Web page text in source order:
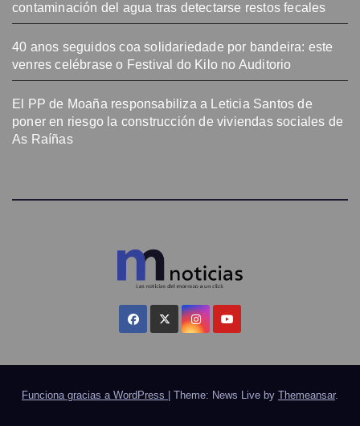
contaminación del agua tras detectarse restos fecales
40 anos seguidos coa solidariedade por bandeira: este
venres celébrase o Festival do Kilo no Auditorio
El PP de Moaña responsabiliza a Leticia Santos de
poner en riesgo la construcción de viviendas sociales de
As Raíñas
Funciona gracias a WordPress Theme: News Live by Themeansar.